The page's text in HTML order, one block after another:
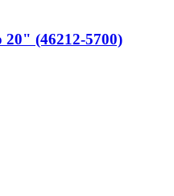
(46212-5700)